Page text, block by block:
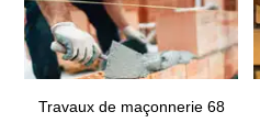
Travaux de maçonnerie 68